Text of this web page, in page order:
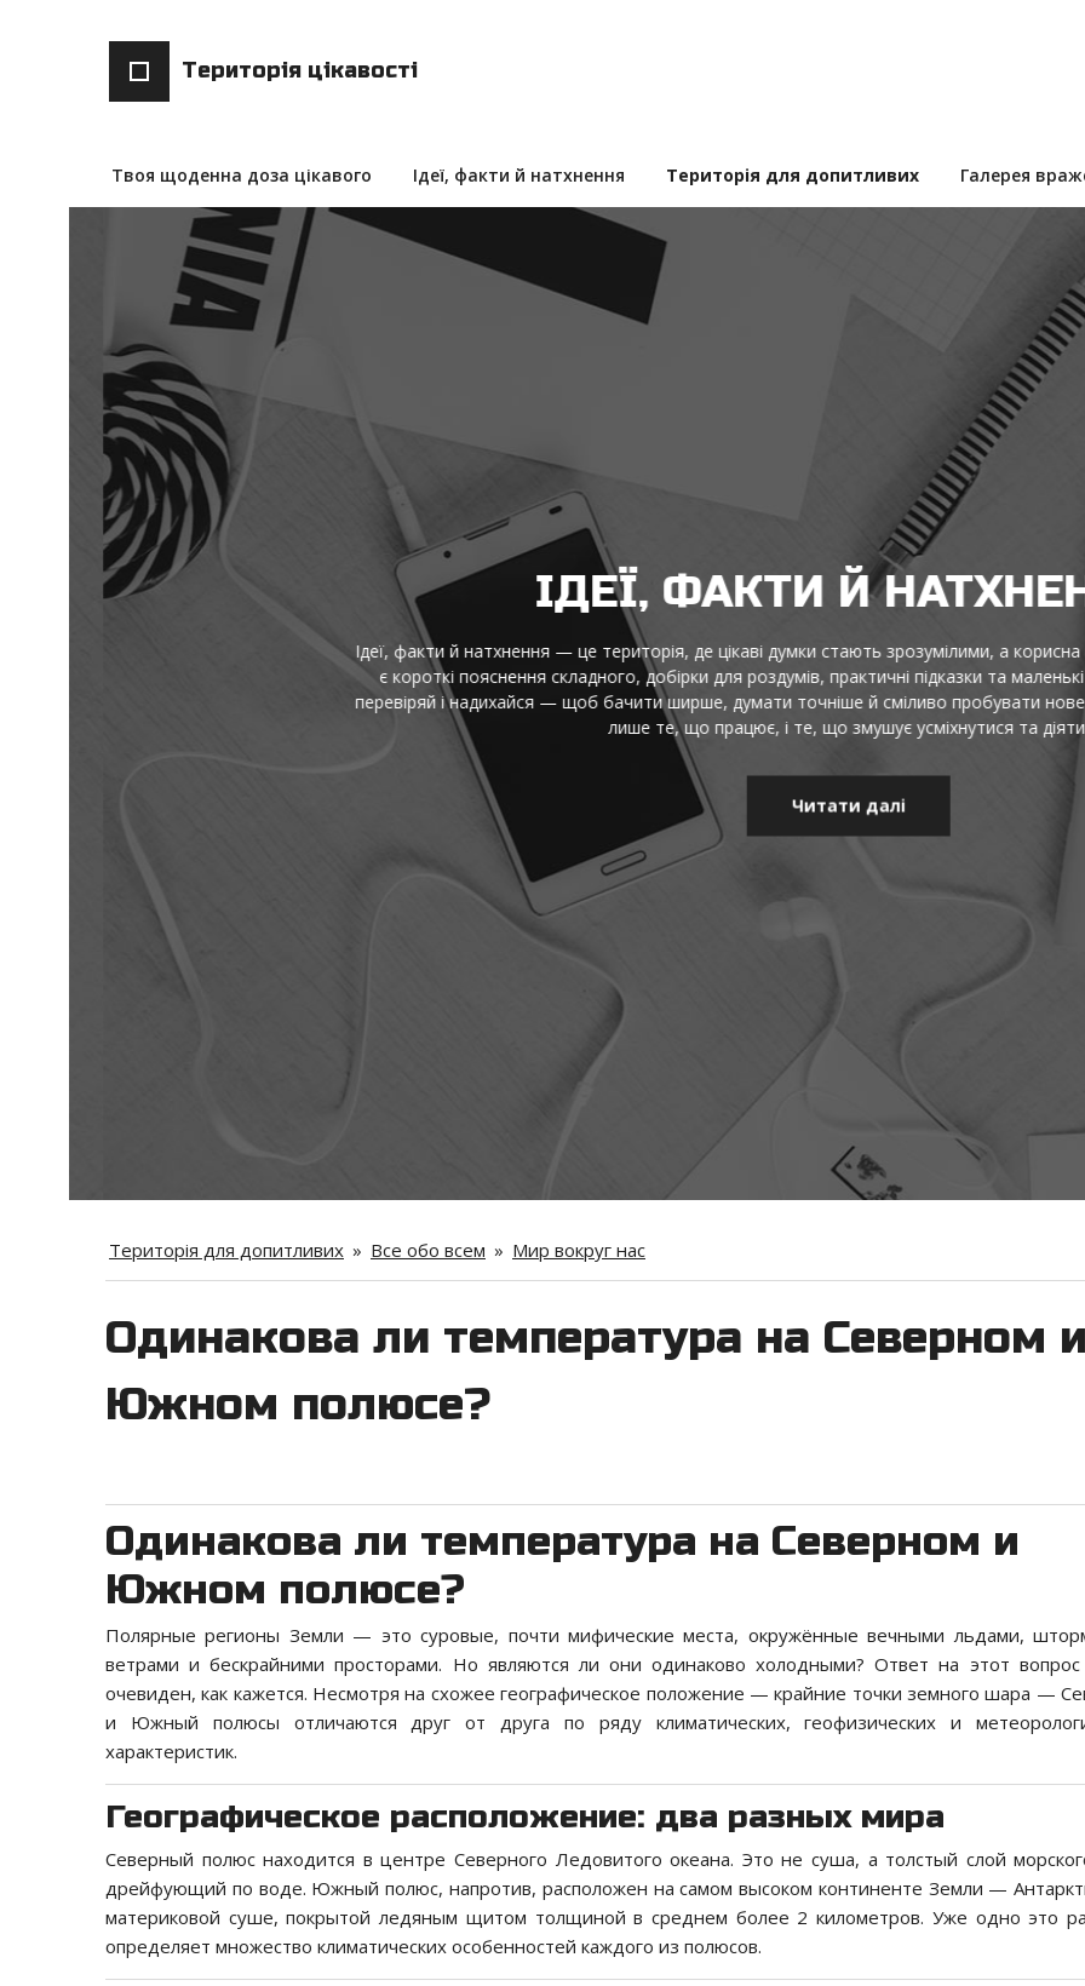
Територія цікавості
Твоя щоденна доза цікавого Ідеї, факти й натхнення Територія для допитливих Галерея
ІДЕЇ, ФАКТИ Й
Ідеї, факти й натхнення — це територія, де цікаві думки стають зрозумілими, а корисна
є короткі пояснення складного, добірки для роздумів, практичні підказки та маленькі
перевіряй і надихайся — щоб бачити ширше, думати точніше й сміливо пробувати нове
лише те, що працює, і те, що змушує усміхнутися та діяти.
Читати далі
Територія для допитливих » Все обо всем » Мир вокруг нас
Одинакова ли температура на Северном и
Южном полюсе?
Одинакова ли температура на Северном и
Южном полюсе?
Полярные регионы Земли — это суровые, почти мифические места, окружённые вечными льдами,
ветрами и бескрайними просторами. Но являются ли они одинаково холодными? Ответ на этот
очевиден, как кажется. Несмотря на схожее географическое положение — крайние точки земного шара —
и Южный полюсы отличаются друг от друга по ряду климатических, геофизических и
характеристик.
Географическое расположение: два разных мира
Северный полюс находится в центре Северного Ледовитого океана. Это не суша, а толстый слой
дрейфующий по воде. Южный полюс, напротив, расположен на самом высоком континенте Земли —
материковой суше, покрытой ледяным щитом толщиной в среднем более 2 километров. Уже одно это
определяет множество климатических особенностей каждого из полюсов.